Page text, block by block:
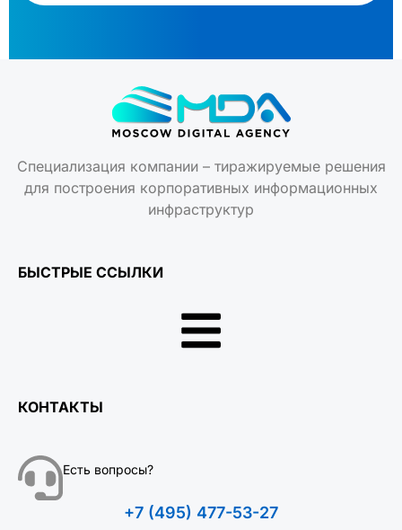
Специализация компании – тиражируемые решения
для построения корпоративных информационных
инфраструктур
БЫСТРЫЕ ССЫЛКИ
КОНТАКТЫ
Есть вопросы?
+7 (495) 477-53-27